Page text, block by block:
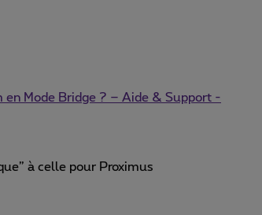
Mode Bridge ? – Aide & Support -
à celle pour Proximus